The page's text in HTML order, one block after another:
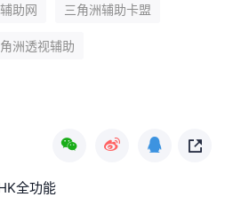
助网 三角洲辅助卡盟
洲透视辅助
全功能